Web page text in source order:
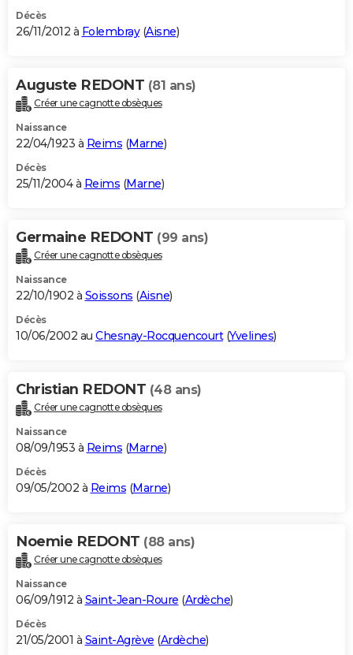
Décès
26/11/2012 à Folembray(Aisne)
Auguste REDONT (81 ans)
Créer une cagnotte obsèques
Naissance
22/04/1923 à Reims (Marne)
Décès
25/11/2004 à Reims (Marne)
Germaine REDONT (99 ans)
Créer une cagnotte obsèques
Naissance
22/10/1902 à Soissons (Aisne)
Décès
10/06/2002 au Chesnay-Rocquencourt(Yvelines)
Christian REDONT (48 ans)
Créer une cagnotte obsèques
Naissance
08/09/1953 à Reims (Marne)
Décès
09/05/2002 à Reims (Marne)
Noemie REDONT (88 ans)
Créer une cagnotte obsèques
Naissance
06/09/1912 à Saint-Jean-Roure (Ardèche)
Décès
21/05/2001 à Saint-Agrève (Ardèche)